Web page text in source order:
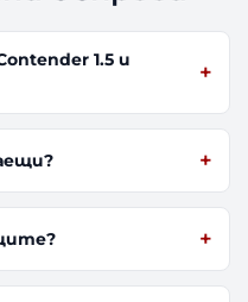
1.5 и